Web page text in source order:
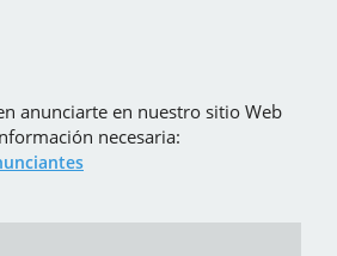
anunciarte en nuestro sitio Web
necesaria: